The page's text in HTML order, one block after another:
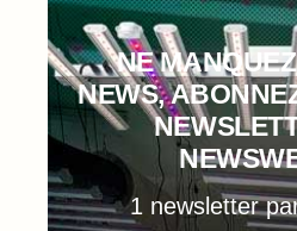
NE
NEWS,
1 newsletter